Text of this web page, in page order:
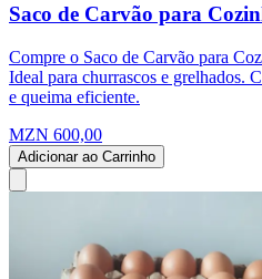
Saco de Carvão para
Compre o Saco de Carvão para
Ideal para churrascos e grelhados.
e queima eficiente.
MZN 600,00
Adicionar ao Carrinho